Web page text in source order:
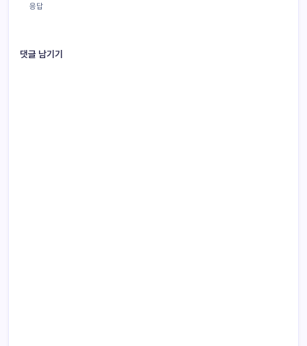
응답
댓글 남기기